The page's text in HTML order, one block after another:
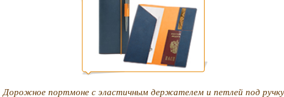
Дорожное портмоне с эластичным держателем и петлей под ручку